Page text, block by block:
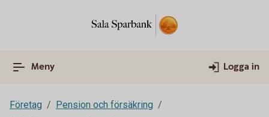
Meny Logga in
Företag
Pension och försäkring